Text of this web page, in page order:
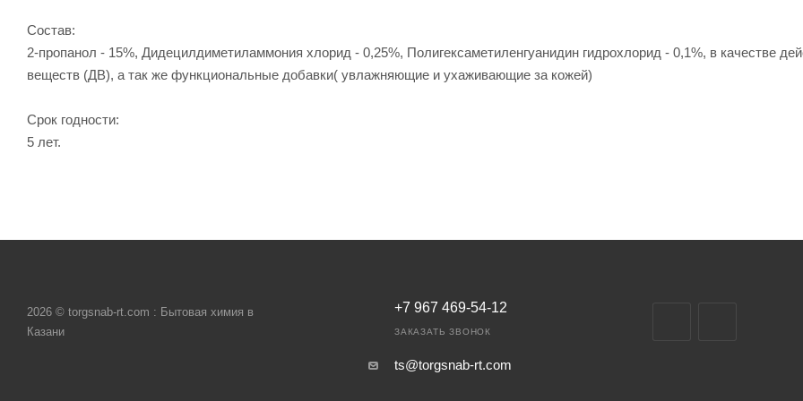
Состав:
2-пропанол - 15%, Дидецилдиметиламмония хлорид - 0,25%, Полигексаметиленгуанидин гидрохлорид - 0,1%, в качестве
веществ (ДВ), а так же функциональные добавки( увлажняющие и ухаживающие за кожей)
Срок годности:
5 лет.
2026 © torgsnab-rt.com : Бытовая химия в
Казани
+7 967 469-54-12
ЗАКАЗАТЬ ЗВОНОК
ts@torgsnab-rt.com